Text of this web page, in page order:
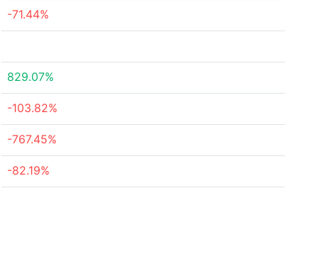
-71.44%
829.07%
-103.82%
-767.45%
-82.19%